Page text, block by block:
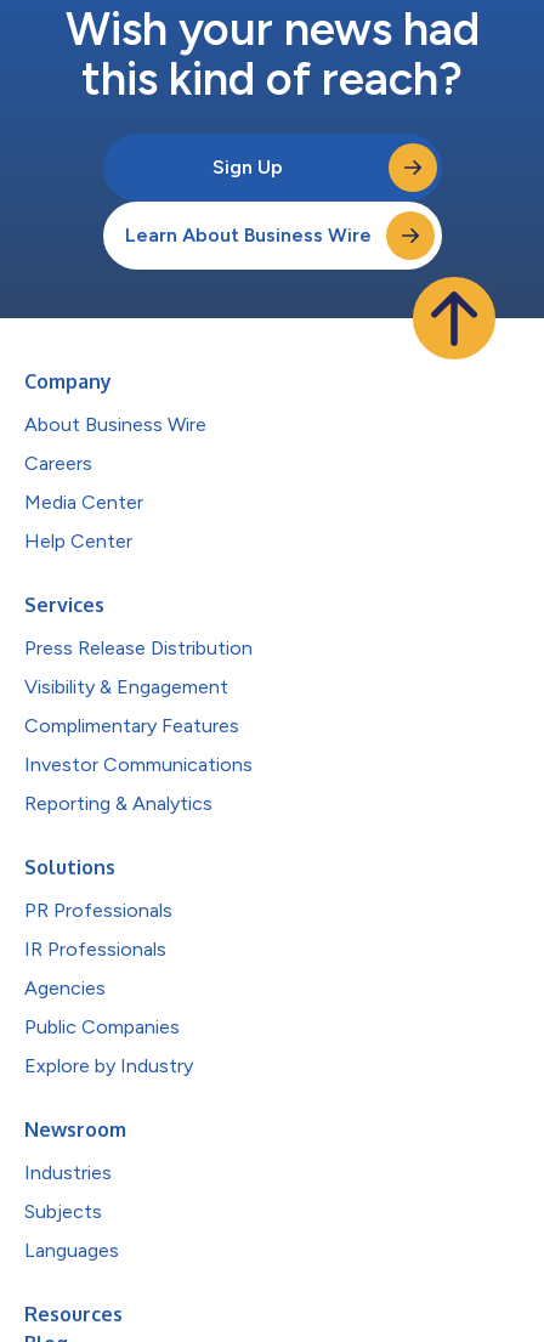
Wish your news had
this kind of reach?
Sign Up
Learn About Business Wire
Company
About Business Wire
Careers
Media Center
Help Center
Services
Press Release Distribution
Visibility & Engagement
Complimentary Features
Investor Communications
Reporting & Analytics
Solutions
PR Professionals
IR Professionals
Agencies
Public Companies
Explore by Industry
Newsroom
Industries
Subjects
Languages
Resources